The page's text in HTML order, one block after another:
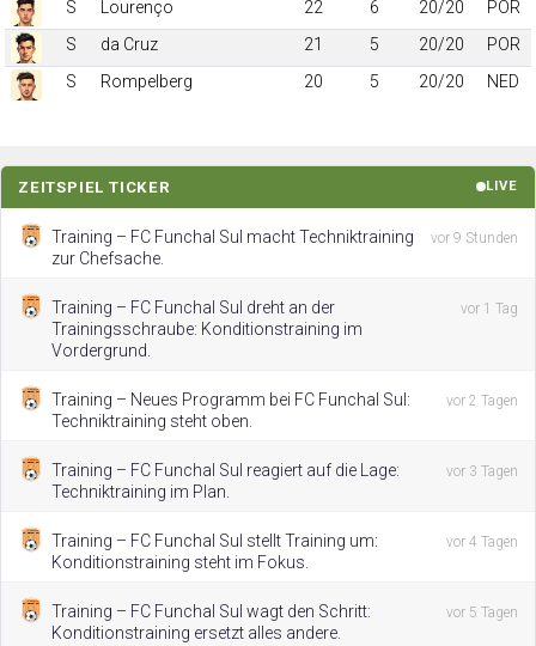
S
Lourenço 22 6 20/20
POR
S
da Cruz 21 5 20/20
POR
S
Rompelberg 20 5 20/20 NED
ZEITSPIEL TICKER LIVE
Training – FC Funchal Sul macht Techniktraining
zur Chefsache.
vor 9 Stunden
Training – FC Funchal Sul dreht an der
Trainingsschraube: Konditionstraining im
Vordergrund.
vor 1 Tag
Training – Neues Programm bei FC Funchal Sul:
Techniktraining steht oben.
vor 2 Tagen
Training – FC Funchal Sul reagiert auf die Lage:
Techniktraining im Plan.
vor 3 Tagen
Training – FC Funchal Sul stellt Training um:
Konditionstraining steht im Fokus.
vor 4 Tagen
Training – FC Funchal Sul wagt den Schritt:
Konditionstraining ersetzt alles andere.
vor 5 Tagen